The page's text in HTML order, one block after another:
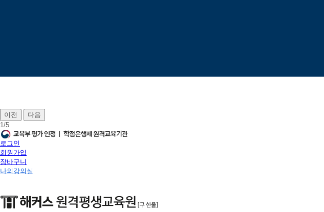
이전
다음
1/5
로그인
회원가입
장바구니
나의강의실